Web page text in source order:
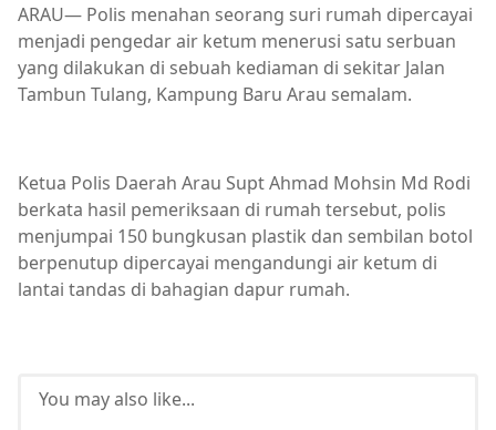
ARAU— Polis menahan seorang suri rumah dipercayai
menjadi pengedar air ketum menerusi satu serbuan
yang dilakukan di sebuah kediaman di sekitar Jalan
Tambun Tulang, Kampung Baru Arau semalam.
Ketua Polis Daerah Arau Supt Ahmad Mohsin Md Rodi
berkata hasil pemeriksaan di rumah tersebut, polis
menjumpai 150 bungkusan plastik dan sembilan botol
berpenutup dipercayai mengandungi air ketum di
lantai tandas di bahagian dapur rumah.
You may also like...